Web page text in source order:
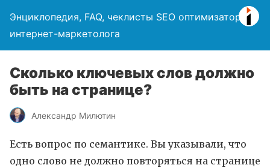
Энциклопедия, FAQ, чеклисты SEO оптимизатора,
интернет-маркетолога
Сколько ключевых слов должно
быть на странице?
Александр Милютин
Есть вопрос по семантике. Вы указывали, что
одно слово не должно повторяться на странице